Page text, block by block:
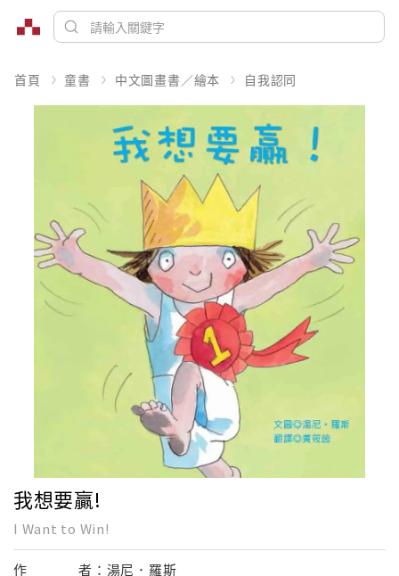
首頁 童書 中文圖畫書／繪本 自我認同
我想要贏!
I Want to Win!
作 者： 湯尼．羅斯